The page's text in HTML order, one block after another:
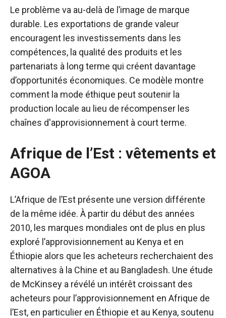
Le problème va au-delà de l’image de marque
durable. Les exportations de grande valeur
encouragent les investissements dans les
compétences, la qualité des produits et les
partenariats à long terme qui créent davantage
d’opportunités économiques. Ce modèle montre
comment la mode éthique peut soutenir la
production locale au lieu de récompenser les
chaînes d'approvisionnement à court terme.
Afrique de l’Est : vêtements et
AGOA
L’Afrique de l’Est présente une version différente
de la même idée. À partir du début des années
2010, les marques mondiales ont de plus en plus
exploré l’approvisionnement au Kenya et en
Éthiopie alors que les acheteurs recherchaient des
alternatives à la Chine et au Bangladesh. Une étude
de McKinsey a révélé un intérêt croissant des
acheteurs pour l’approvisionnement en Afrique de
l’Est, en particulier en Éthiopie et au Kenya, soutenu